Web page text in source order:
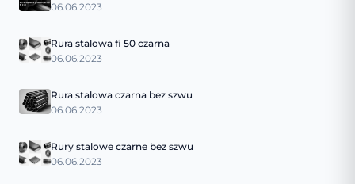
06.06.2023
Rura stalowa fi 50 czarna
06.06.2023
Rura stalowa czarna bez szwu
06.06.2023
Rury stalowe czarne bez szwu
06.06.2023